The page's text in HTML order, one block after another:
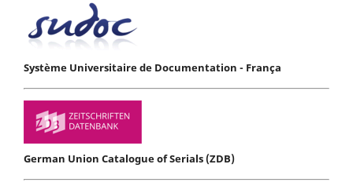
Système Universitaire de Documentation - França
German Union Catalogue of Serials (ZDB)